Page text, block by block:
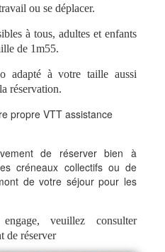
ou se déplacer.
à tous, adultes et enfants
de 1m55.
adapté à votre taille aussi
réservation.
propre VTT assistance
de réserver bien à
créneaux collectifs ou de
de votre séjour pour les
veuillez consulter
de réserver